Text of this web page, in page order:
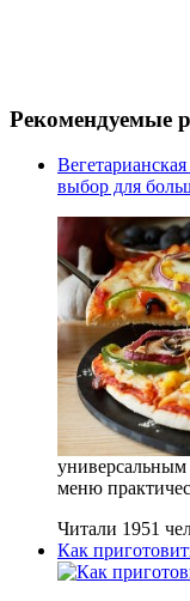
Рекомендуемые
выбор для
универсальным
меню
Читали 1951
Как